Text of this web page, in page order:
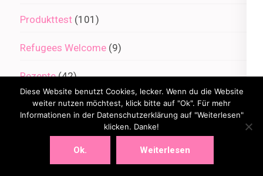
Produkttest (101)
Refugees Welcome (9)
Rezepte(42)
Schulkind(80)
(58)
Diese Website benutzt Cookies, lecker. Wenn du die Website
weiter nutzen möchtest, klick bitte auf "Ok". Für mehr
Informationen in der Datenschutzerklärung auf "Weiterlesen"
klicken. Danke!
Ok. Weiterlesen